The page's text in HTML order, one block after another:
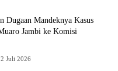
Dugaan Mandeknya Kasus
Jambi ke Komisi
Juli 2026